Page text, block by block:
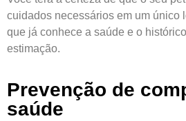
cuidados necessários em um único
que já conhece a saúde e o
estimação.
Prevenção de
saúde